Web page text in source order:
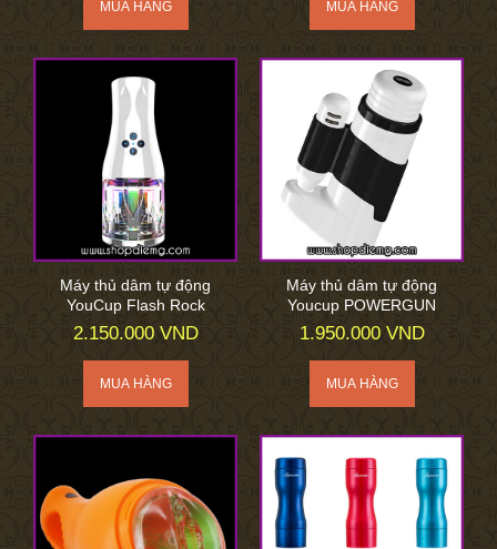
Máy thủ dâm tự động
YouCup Flash Rock
2.150.000 VND
Máy thủ dâm tự động
Youcup POWERGUN
1.950.000 VND